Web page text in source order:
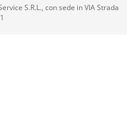
S.R.L., con sede in VIA Strada